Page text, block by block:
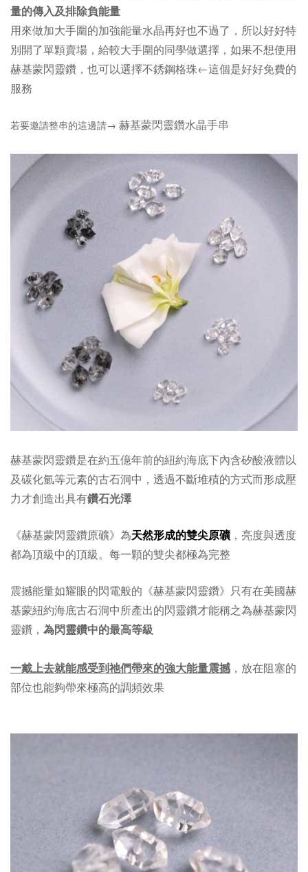
量的傳入及排除負能量
用來做加大手圍的加強能量水晶再好也不過了，所以好好特
別開了單顆賣場，給較大手圍的同學做選擇，如果不想使用
赫基蒙閃靈鑽，也可以選擇不銹鋼格珠←這個是好好免費的
服務
若要邀請整串的這邊請→ 赫基蒙閃靈鑽水晶手串
赫基蒙閃靈鑽是在約五億年前的紐約海底下內含矽酸液體以
及碳化氫等元素的古石洞中，透過不斷堆積的方式而形成壓
力才創造出具有鑽石光澤
《赫基蒙閃靈鑽原礦》為天然形成的雙尖原礦 ，亮度與透度
都為頂級中的頂級。每一顆的雙尖都極為完整
震撼能量如耀眼的閃電般的《赫基蒙閃靈鑽》只有在美國赫
基蒙紐約海底古石洞中所產出的閃靈鑽才能稱之為赫基蒙閃
靈鑽， 為閃靈鑽中的最高等級
一戴上去就能感受到祂們帶來的強大能量震撼 ，放在阻塞的
部位也能夠帶來極高的調頻效果